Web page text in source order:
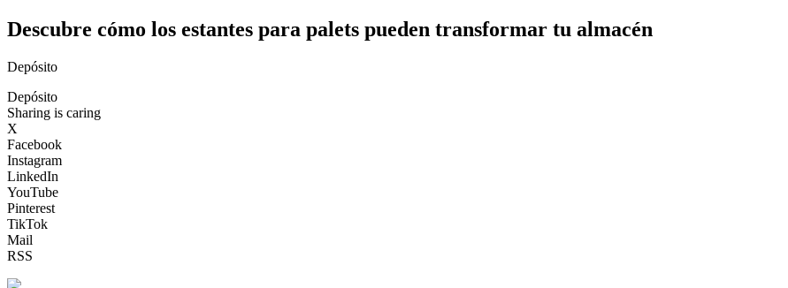
Descubre cómo los estantes para palets pueden transformar tu almacén
Depósito
Depósito
Sharing is caring
X
Facebook
Instagram
LinkedIn
YouTube
Pinterest
TikTok
Mail
RSS